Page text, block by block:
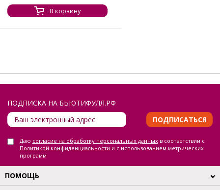
В корзину
ПОДПИСКА НА БЬЮТИФУЛЛ.РФ
ПОДПИСАТЬСЯ
Даю согласие на обработку персональных данныхв соответствии с
Политикой конфиденциальности и с использованием метрических
программ
ПОМОЩЬ